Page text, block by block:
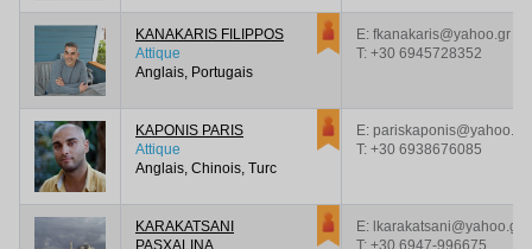
KANAKARIS FILIPPOS
Attique
Anglais, Portugais
E: fkanakaris@yahoo.gr
T: +30 6945728352
KAPONIS PARIS
Attique
Anglais, Chinois, Turc
E: pariskaponis@yahoo.gr
T: +30 6938676085
KARAKATSANI
PASXALINA
E: lkarakatsani@yahoo.gr
T: +30 6947-996675